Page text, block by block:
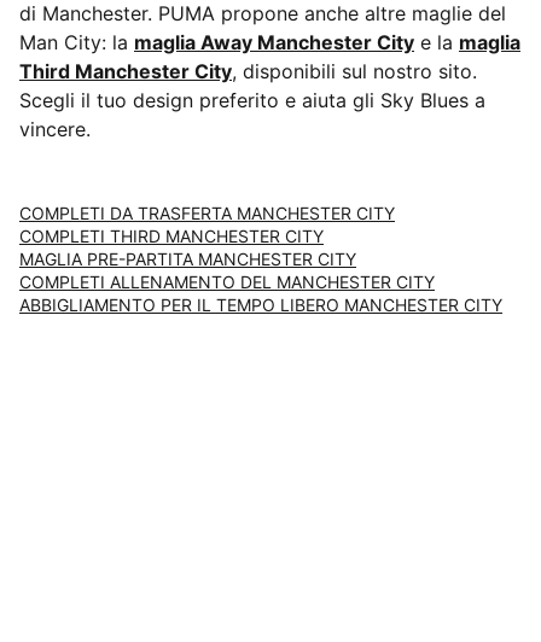
di Manchester. PUMA propone anche altre maglie del
Man City: la maglia Away Manchester City e la maglia
Third Manchester City, disponibili sul nostro sito.
Scegli il tuo design preferito e aiuta gli Sky Blues a
vincere.
COMPLETI DA TRASFERTA MANCHESTER CITY
COMPLETI THIRD MANCHESTER CITY
MAGLIA PRE-PARTITA MANCHESTER CITY
COMPLETI ALLENAMENTO DEL MANCHESTER CITY
ABBIGLIAMENTO PER IL TEMPO LIBERO MANCHESTER CITY